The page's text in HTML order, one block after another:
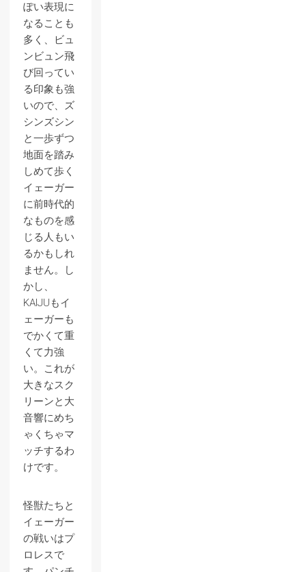
ぽい表現に
なることも
多く、ビュ
ンビュン飛
び回ってい
る印象も強
いので、ズ
シンズシン
と一歩ずつ
地面を踏み
しめて歩く
イェーガー
に前時代的
なものを感
じる人もい
るかもしれ
ません。し
かし、
KAIJUもイ
ェーガーも
でかくて重
くて力強
い。これが
大きなスク
リーンと大
音響にめち
ゃくちゃマ
ッチするわ
けです。
怪獣たちと
イェーガー
の戦いはプ
ロレスで